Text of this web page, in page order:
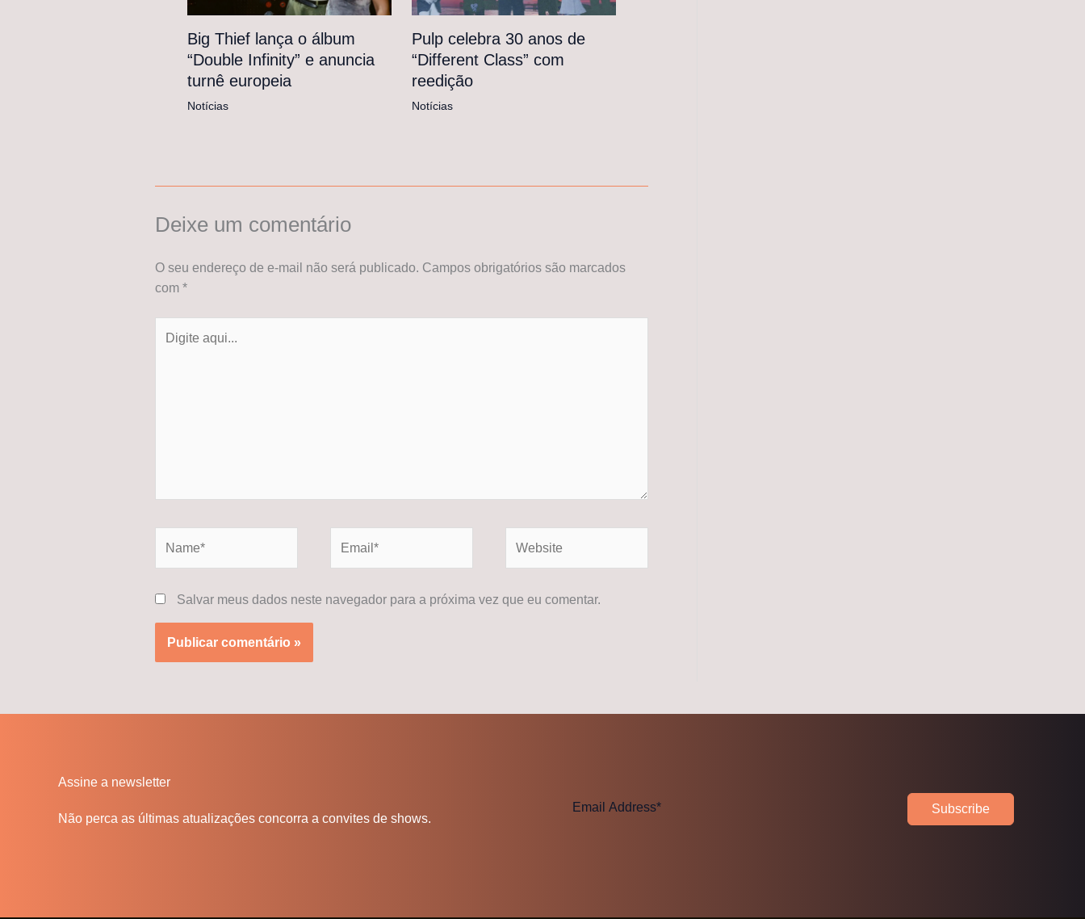
Big Thief lança o álbum
“Double Infinity” e anuncia
turnê europeia
Notícias
Pulp celebra 30 anos de
“Different Class” com
reedição
Notícias
Deixe um comentário
O seu endereço de e-mail não será publicado. Campos obrigatórios são marcados
com *
aqui...
Salvar meus dados neste navegador para a próxima vez que eu comentar.
Assine a newsletter
Não perca as últimas atualizações concorra a convites de shows.
Subscribe